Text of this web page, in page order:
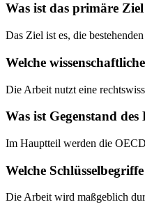
Was ist das primäre
Das Ziel ist es, die
Welche
Die Arbeit nutzt eine
Was ist Gegenstand
Im Hauptteil werden die
Welche
Die Arbeit wird maßgeblich